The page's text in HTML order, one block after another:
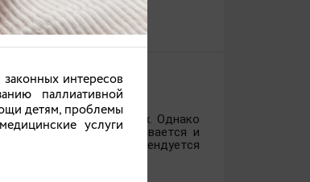
в мессенджерах. Однако
времени увеличивается и
риски, рекомендуется
интересов
паллиативной
детям, проблемы
услуги